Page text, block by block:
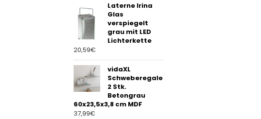
Laterne Irina
Glas
verspiegelt
grau mit LED
Lichterkette
20,59€
vidaXL
Schweberegale
2 Stk.
Betongrau
60x23,5x3,8 cm MDF
37,99€